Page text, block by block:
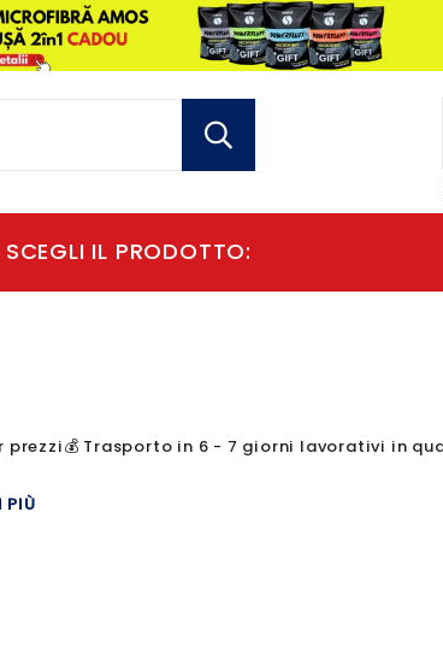
Trasporto in 6 - 7 giorni lavorativi in
PIÙ